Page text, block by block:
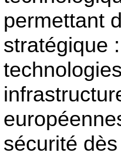
permettant
stratégique
sécurité